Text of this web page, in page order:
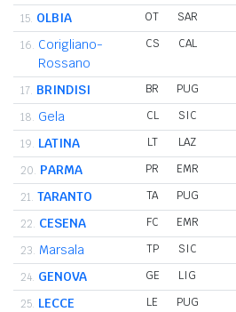
15. OLBIA OT SAR
16. Corigliano-
Rossano
CS CAL
17. BRINDISI BR PUG
18. Gela CL SIC
19. LATINA LT LAZ
20. PARMA PR EMR
21. TARANTO TA PUG
22. CESENA FC EMR
23. Marsala TP SIC
24. GENOVA GE LIG
25. LECCE LE PUG